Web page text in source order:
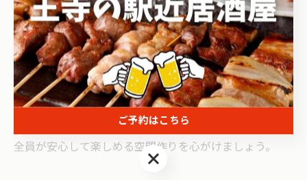
居酒屋の個室利用が歓迎会で喜ばれるのは、参加者同士
の距離が縮まりやすく、自由度が高いからです。理由
は、周囲に気兼ねなく会話や余興を楽しめるため、初対
面の方も打ち解けやすいからです。例えば、歓談やゲー
ム、プレゼント交換なども個室なら落ち着いて行えま
す。幹事としては、こうしたメリットを活かし、参加者
全員が安心して楽しめる空間作りを心がけましょう。
ご予約はこちら
ご予約はこちら